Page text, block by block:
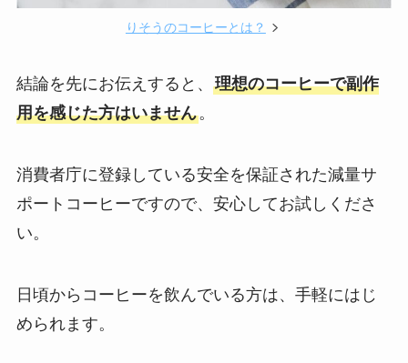
りそうのコーヒーとは？
結論を先にお伝えすると、 理想のコーヒーで副作
用を感じた方はいません。
消費者庁に登録している安全を保証された減量サ
ポートコーヒーですので、安心してお試しくださ
い。
日頃からコーヒーを飲んでいる方は、手軽にはじ
められます。